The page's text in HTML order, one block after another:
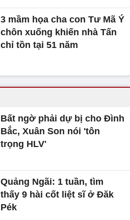
3 mầm họa cha con Tư Mã Ý
chôn xuống khiến nhà Tấn
chỉ tồn tại 51 năm
Bất ngờ phải dự bị cho Đình
Bắc, Xuân Son nói 'tôn
trọng HLV'
Quảng Ngãi: 1 tuần, tìm
thấy 9 hài cốt liệt sĩ ở Đăk
Pék